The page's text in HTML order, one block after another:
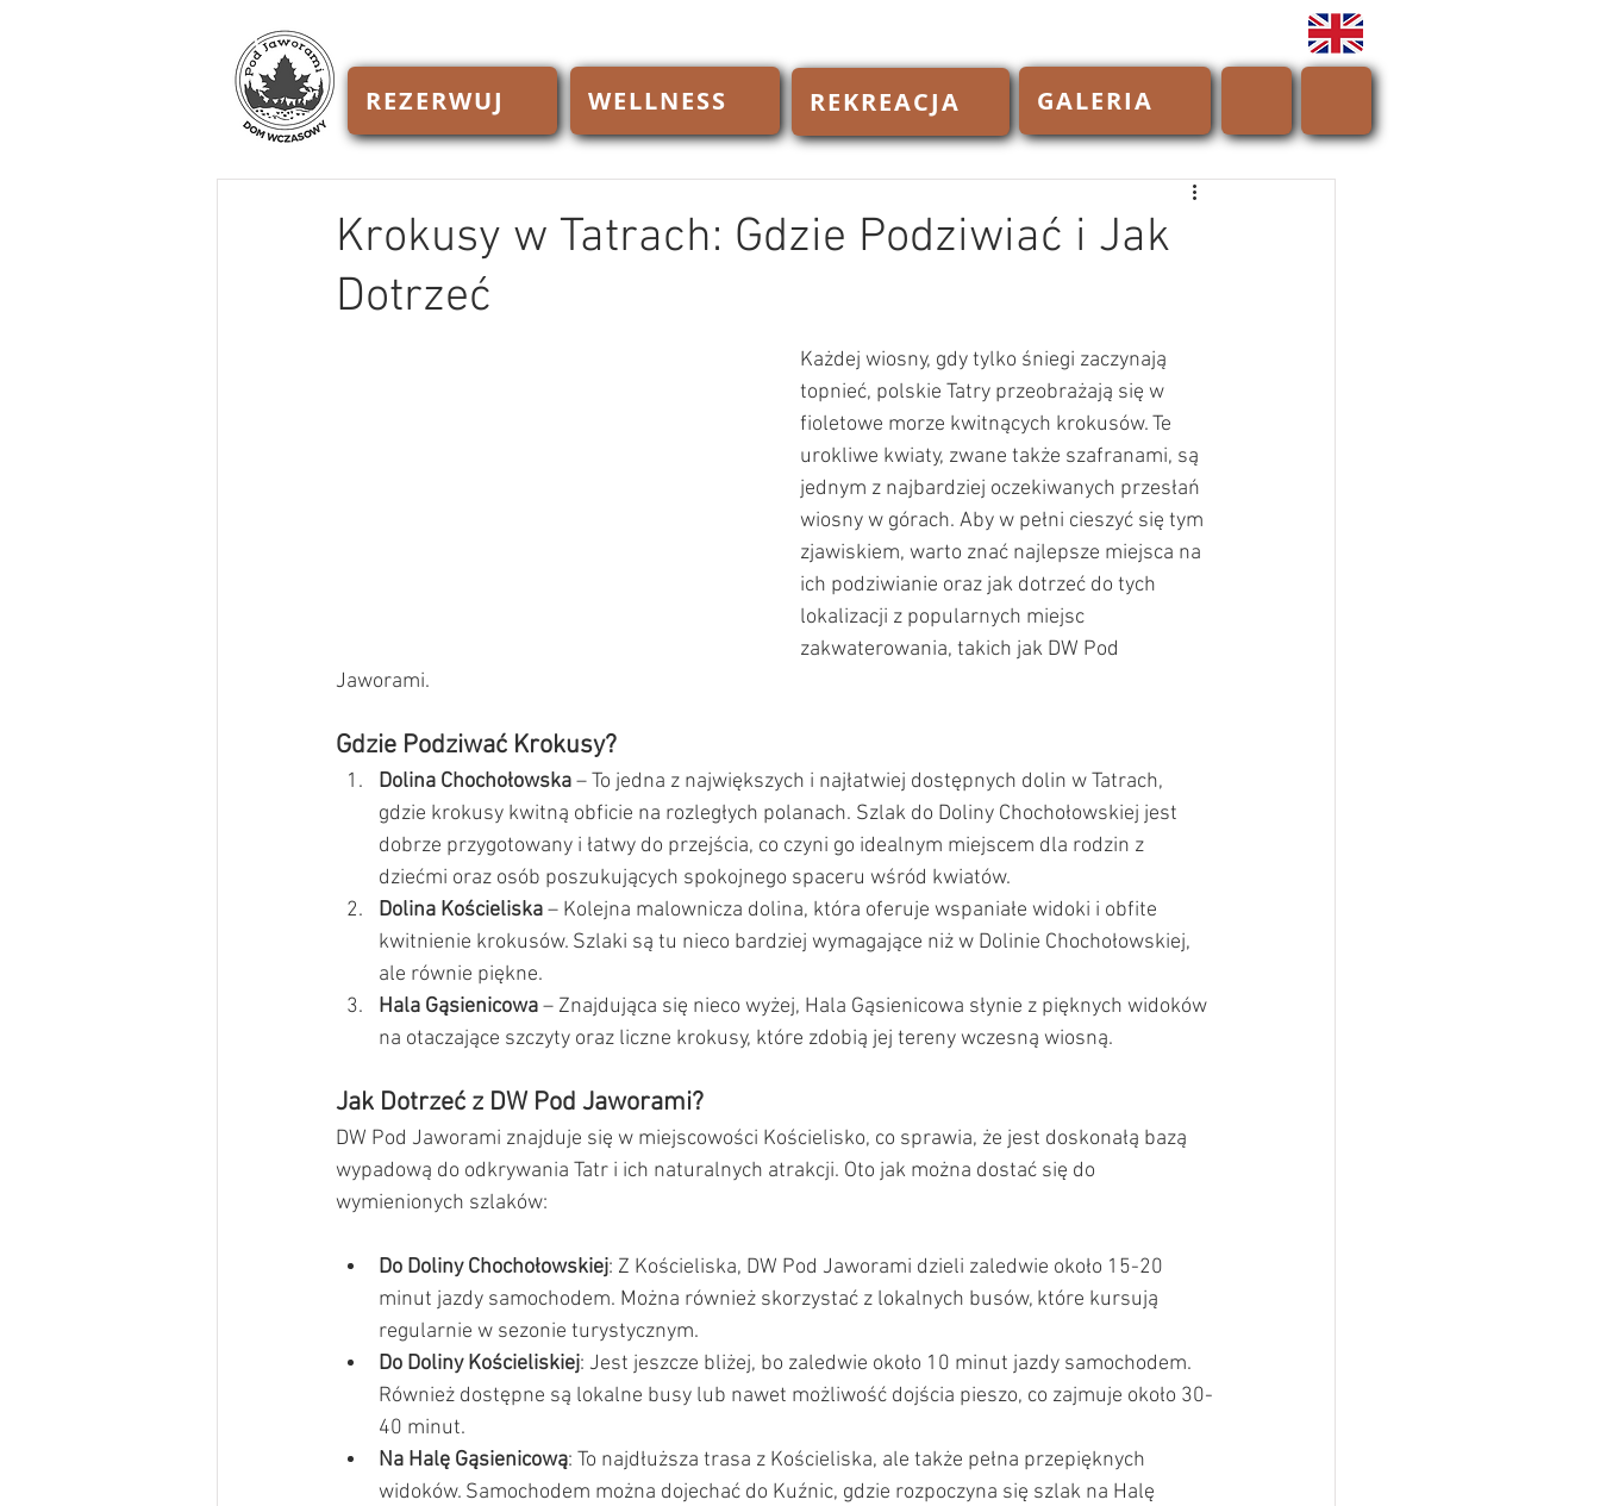
REZERWUJ WELLNESS REKREACJA GALERIA
Krokusy w Tatrach: Gdzie Podziwiać i Jak
Dotrzeć
Każdej wiosny, gdy tylko śniegi zaczynają
topnieć, polskie Tatry przeobrażają się w
fioletowe morze kwitnących krokusów. Te
urokliwe kwiaty, zwane także szafranami, są
jednym z najbardziej oczekiwanych przesłań
wiosny w górach. Aby w pełni cieszyć się tym
zjawiskiem, warto znać najlepsze miejsca na
ich podziwianie oraz jak dotrzeć do tych
lokalizacji z popularnych miejsc
zakwaterowania, takich jak DW Pod
Jaworami.
Gdzie Podziwać Krokusy?
Dolina Chochołowska – To jedna z największych i najłatwiej dostępnych dolin w Tatrach,
gdzie krokusy kwitną obficie na rozległych polanach. Szlak do Doliny Chochołowskiej jest
dobrze przygotowany i łatwy do przejścia, co czyni go idealnym miejscem dla rodzin z
dziećmi oraz osób poszukujących spokojnego spaceru wśród kwiatów.
Dolina Kościeliska – Kolejna malownicza dolina, która oferuje wspaniałe widoki i obfite
kwitnienie krokusów. Szlaki są tu nieco bardziej wymagające niż w Dolinie Chochołowskiej,
ale równie piękne.
Hala Gąsienicowa – Znajdująca się nieco wyżej, Hala Gąsienicowa słynie z pięknych widoków
na otaczające szczyty oraz liczne krokusy, które zdobią jej tereny wczesną wiosną.
Jak Dotrzeć z DW Pod Jaworami?
DW Pod Jaworami znajduje się w miejscowości Kościelisko, co sprawia, że jest doskonałą bazą
wypadową do odkrywania Tatr i ich naturalnych atrakcji. Oto jak można dostać się do
wymienionych szlaków:
Do Doliny Chochołowskiej: Z Kościeliska, DW Pod Jaworami dzieli zaledwie około 15-20
minut jazdy samochodem. Można również skorzystać z lokalnych busów, które kursują
regularnie w sezonie turystycznym.
Do Doliny Kościeliskiej: Jest jeszcze bliżej, bo zaledwie około 10 minut jazdy samochodem.
Również dostępne są lokalne busy lub nawet możliwość dojścia pieszo, co zajmuje około 30-
40 minut.
Na Halę Gąsienicową: To najdłuższa trasa z Kościeliska, ale także pełna przepięknych
widoków. Samochodem można dojechać do Kuźnic, gdzie rozpoczyna się szlak na Halę